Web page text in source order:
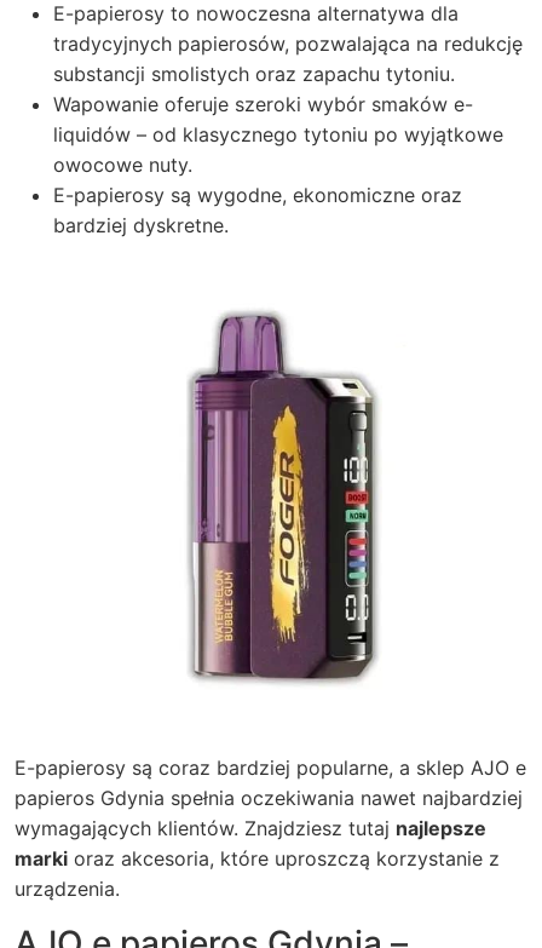
E-papierosy to nowoczesna alternatywa dla
tradycyjnych papierosów, pozwalająca na redukcję
substancji smolistych oraz zapachu tytoniu.
Wapowanie oferuje szeroki wybór smaków e-
liquidów – od klasycznego tytoniu po wyjątkowe
owocowe nuty.
E-papierosy są wygodne, ekonomiczne oraz
bardziej dyskretne.
E-papierosy są coraz bardziej popularne, a sklep AJO e
papieros Gdynia spełnia oczekiwania nawet najbardziej
wymagających klientów. Znajdziesz tutaj najlepsze
marki oraz akcesoria, które uproszczą korzystanie z
urządzenia.